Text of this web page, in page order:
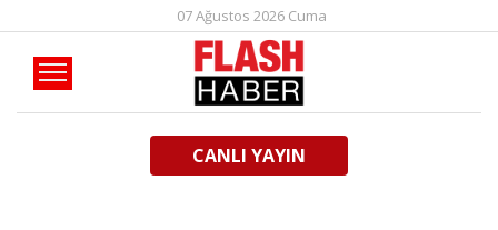
07 Ağustos 2026 Cuma
CANLI YAYIN